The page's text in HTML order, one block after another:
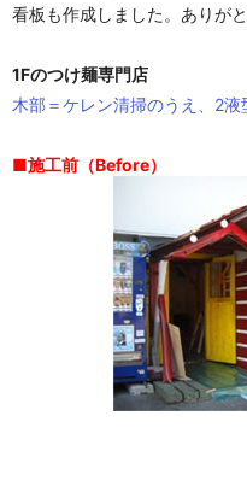
看板も作成しました。ありが
1Fのつけ麺専門店
木部＝ケレン清掃のうえ、2
■施工前（Before）